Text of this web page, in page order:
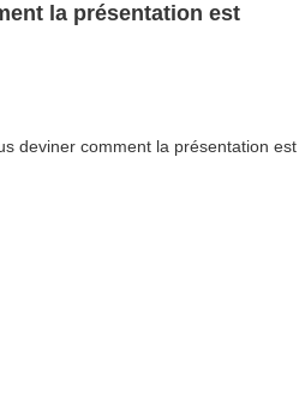
la présentation est